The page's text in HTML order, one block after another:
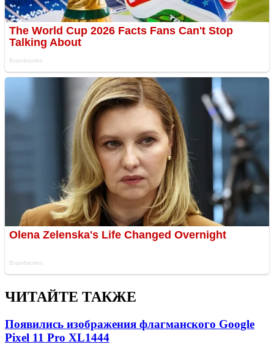
ЧИТАЙТЕ ТАКЖЕ
Появились изображения флагманского Google
Pixel 11 Pro XL1444